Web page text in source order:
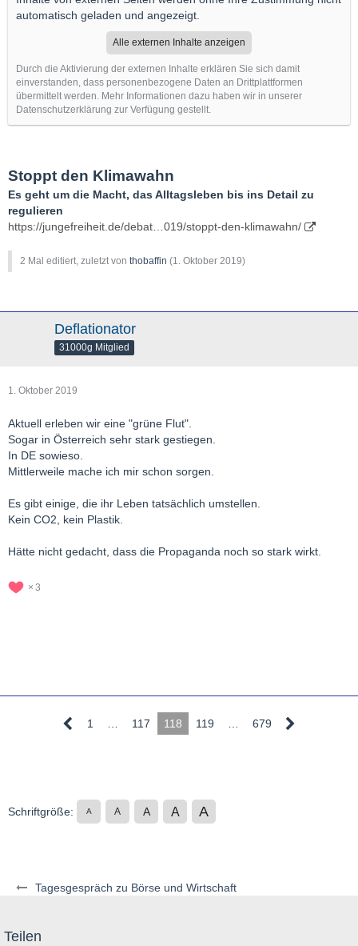
Tagesgespräch zu Börse und Wirtschaft
automatisch geladen und angezeigt.
Alle externen Inhalte anzeigen
Durch die Aktivierung der externen Inhalte erklären Sie sich damit
einverstanden, dass personenbezogene Daten an Drittplattformen
übermittelt werden. Mehr Informationen dazu haben wir in unserer
Datenschutzerklärung zur Verfügung gestellt.
Stoppt den Klimawahn
Es geht um die Macht, das Alltagsleben bis ins Detail zu
regulieren
https://jungefreiheit.de/debat…019/stoppt-den-klimawahn/
2 Mal editiert, zuletzt von thobaffin (1. Oktober 2019)
Deflationator
31000g Mitglied
1. Oktober 2019
Aktuell erleben wir eine "grüne Flut".
Sogar in Österreich sehr stark gestiegen.
In DE sowieso.
Mittlerweile mache ich mir schon sorgen.
Es gibt einige, die ihr Leben tatsächlich umstellen.
Kein CO2, kein Plastik.
Hätte nicht gedacht, dass die Propaganda noch so stark wirkt.
3
1 … 117 118 119 … 679
Schriftgröße: A A A A A
Teilen